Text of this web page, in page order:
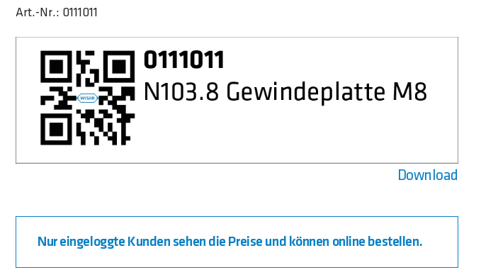
Art.-Nr.: 0111011
Download
Nur eingeloggte Kunden sehen die Preise und können online bestellen.